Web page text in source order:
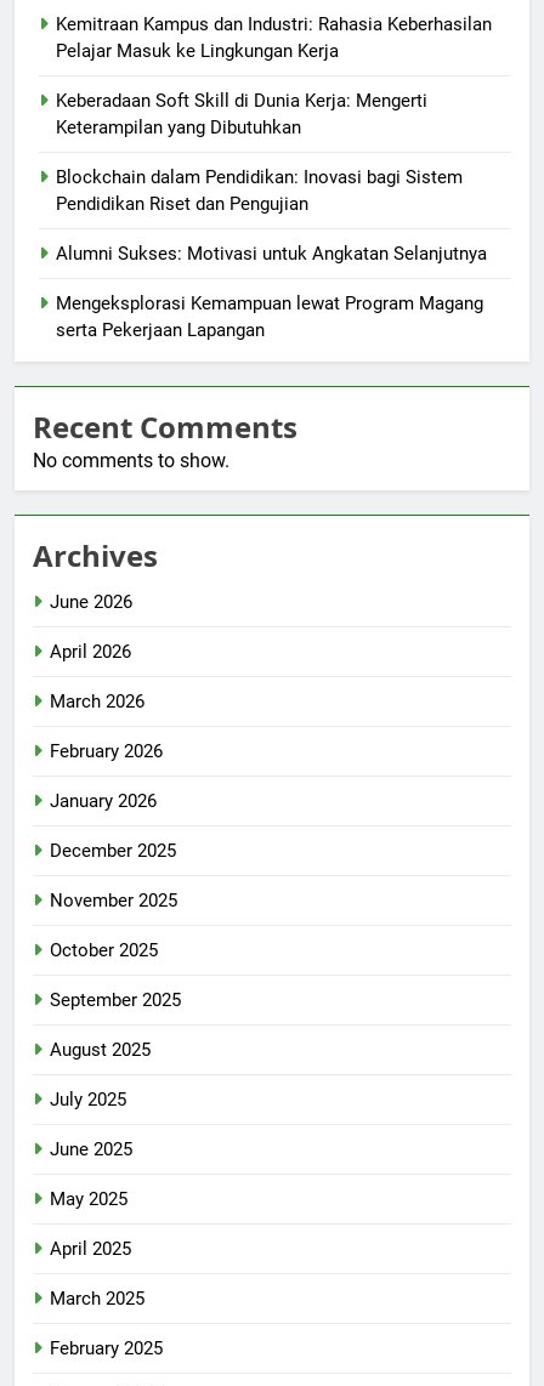
Kemitraan Kampus dan Industri: Rahasia Keberhasilan
Pelajar Masuk ke Lingkungan Kerja
Keberadaan Soft Skill di Dunia Kerja: Mengerti
Keterampilan yang Dibutuhkan
Blockchain dalam Pendidikan: Inovasi bagi Sistem
Pendidikan Riset dan Pengujian
Alumni Sukses: Motivasi untuk Angkatan Selanjutnya
Mengeksplorasi Kemampuan lewat Program Magang
serta Pekerjaan Lapangan
Recent Comments
No comments to show.
Archives
June 2026
April 2026
March 2026
February 2026
January 2026
December 2025
November 2025
October 2025
September 2025
August 2025
July 2025
June 2025
May 2025
April 2025
March 2025
February 2025